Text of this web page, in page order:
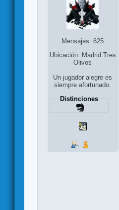
Mensajes: 625
Ubicación: Madrid Tres
Olivos
Un jugador alegre es
siempre afortunado.
Distinciones